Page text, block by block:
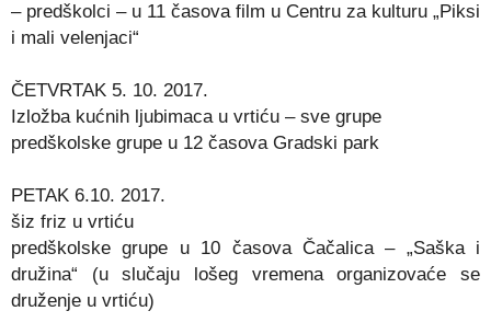
– predškolci – u 11 časova film u Centru za kulturu „Piksi
i mali velenjaci“
ČETVRTAK 5. 10. 2017.
Izložba kućnih ljubimaca u vrtiću – sve grupe
predškolske grupe u 12 časova Gradski park
PETAK 6.10. 2017.
šiz friz u vrtiću
predškolske grupe u 10 časova Čačalica – „Saška i
družina“ (u slučaju lošeg vremena organizovaće se
druženje u vrtiću)